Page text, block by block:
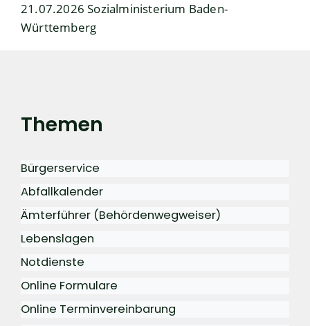
21.07.2026 Sozialministerium Baden-
Württemberg
Themen
Bürgerservice
Abfallkalender
Ämterführer (Behördenwegweiser)
Lebenslagen
Notdienste
Online Formulare
Online Terminvereinbarung